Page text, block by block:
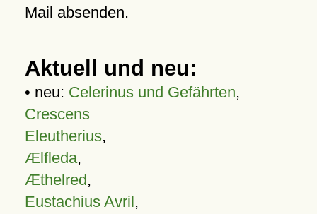
Mail absenden.
Aktuell und neu:
• neu: Celerinus und Gefährten,
Crescens
Eleutherius,
Ælfleda,
Æthelred,
Eustachius Avril,